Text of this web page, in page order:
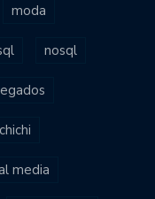
moda
nosql
media